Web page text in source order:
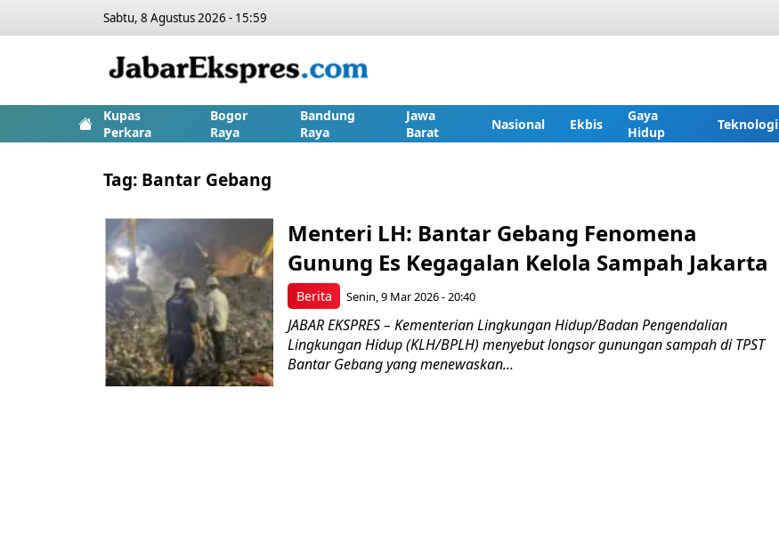
Sabtu, 8 Agustus 2026 - 15:59
Kupas
Perkara
Bogor
Raya
Bandung
Raya
Jawa
Barat
Nasional Ekbis
Gaya
Hidup
Teknologi
Tag: Bantar Gebang
Berita
Menteri LH: Bantar Gebang Fenomena
Gunung Es Kegagalan Kelola Sampah Jakarta
Senin, 9 Mar 2026 - 20:40
JABAR EKSPRES – Kementerian Lingkungan Hidup/Badan Pengendalian
Lingkungan Hidup (KLH/BPLH) menyebut longsor gunungan sampah di TPST
Bantar Gebang yang menewaskan...